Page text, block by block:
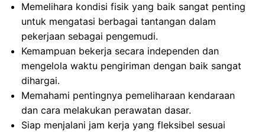
Memelihara kondisi fisik yang baik sangat penting
untuk mengatasi berbagai tantangan dalam
pekerjaan sebagai pengemudi.
Kemampuan bekerja secara independen dan
mengelola waktu pengiriman dengan baik sangat
dihargai.
Memahami pentingnya pemeliharaan kendaraan
dan cara melakukan perawatan dasar.
Siap menjalani jam kerja yang fleksibel sesuai